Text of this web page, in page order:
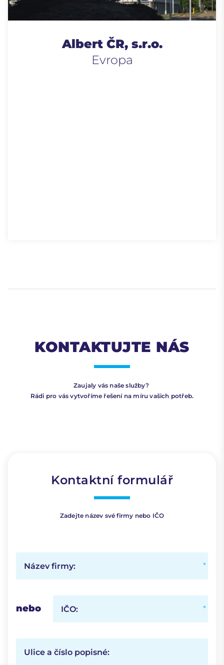
Albert ČR, s.r.o.
Evropa
KONTAKTUJTE NÁS
Zaujaly vás naše služby?
Rádi pro vás vytvoříme řešení na míru vašich potřeb.
Kontaktní formulář
Zadejte název své firmy nebo IČO
Název firmy:
nebo IČO:
Ulice a číslo popisné: